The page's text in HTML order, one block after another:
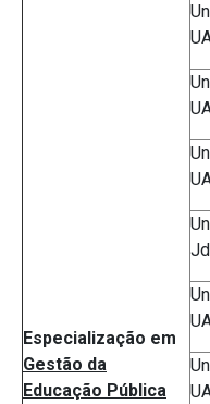
Especialização em
Gestão da
Educação Pública